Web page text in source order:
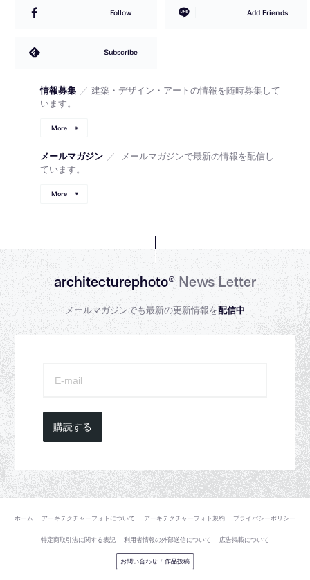
Follow Add Friends
Subscribe
情報募集 ／ 建築・デザイン・アートの情報を随時募集して
います。
More
メールマガジン ／
メールマガジンで最新の情報を配信し
ています。
More
architecturephoto®News Letter
メールマガジンでも最新の更新情報を配信中
購読する
ホーム アーキテクチャーフォトについて アーキテクチャーフォト規約 プライバシーポリシー
特定商取引法に関する表記 利用者情報の外部送信について 広告掲載について
お問い合わせ / 作品投稿